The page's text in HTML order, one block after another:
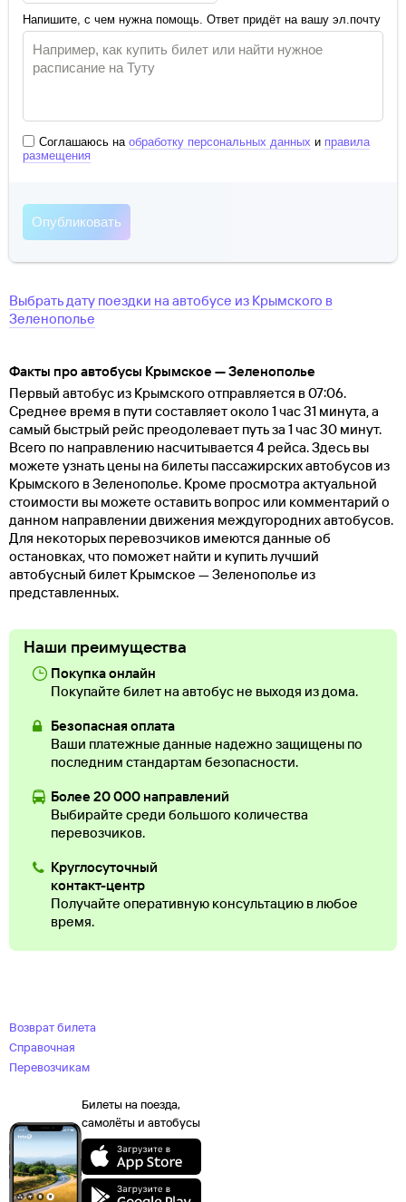
Напишите, с чем нужна помощь. Ответ придёт на вашу эл.почту
Соглашаюсь на обработку персональных данных и правила
размещения
Выбрать дату поездки на автобусе из Крымского в
Зеленополье
Факты про автобусы Крымское — Зеленополье
Первый автобус из Крымского отправляется в 07:06.
Среднее время в пути составляет около 1 час 31 минута, а
самый быстрый рейс преодолевает путь за 1 час 30 минут.
Всего по направлению насчитывается 4 рейса. Здесь вы
можете узнать цены на билеты пассажирских автобусов из
Крымского в Зеленополье. Кроме просмотра актуальной
стоимости вы можете оставить вопрос или комментарий о
данном направлении движения междугородних автобусов.
Для некоторых перевозчиков имеются данные об
остановках, что поможет найти и купить лучший
автобусный билет Крымское — Зеленополье из
представленных.
Наши преимущества
Покупка онлайн
Покупайте билет на автобус не выходя из дома.
Безопасная оплата
Ваши платежные данные надежно защищены по
последним стандартам безопасности.
Более 20 000 направлений
Выбирайте среди большого количества
перевозчиков.
Круглосуточный
контакт-центр
Получайте оперативную консультацию в любое
время.
Возврат билета
Справочная
Перевозчикам
Билеты на поезда,
самолёты и автобусы